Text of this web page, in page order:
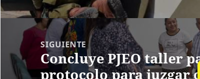
SIGUIENTE
Siguiente
entrada:
Concluye PJEO taller
protocolo para juzgar